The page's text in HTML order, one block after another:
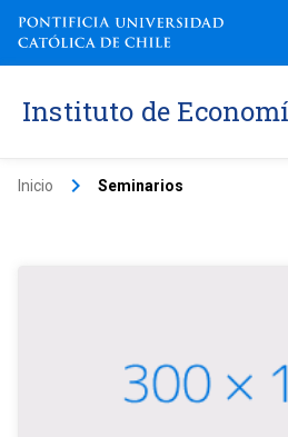
Instituto de
Inicio keyboard_arrow_right Seminarios